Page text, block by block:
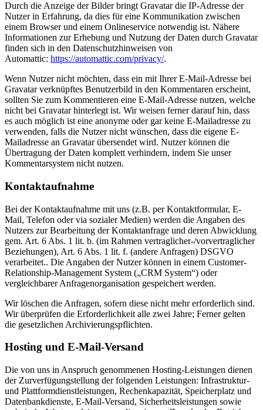
Durch die Anzeige der Bilder bringt Gravatar die IP-Adresse der
Nutzer in Erfahrung, da dies für eine Kommunikation zwischen
einem Browser und einem Onlineservice notwendig ist. Nähere
Informationen zur Erhebung und Nutzung der Daten durch Gravatar
finden sich in den Datenschutzhinweisen von
Automattic: https://automattic.com/privacy/.
Wenn Nutzer nicht möchten, dass ein mit Ihrer E-Mail-Adresse bei
Gravatar verknüpftes Benutzerbild in den Kommentaren erscheint,
sollten Sie zum Kommentieren eine E-Mail-Adresse nutzen, welche
nicht bei Gravatar hinterlegt ist. Wir weisen ferner darauf hin, dass
es auch möglich ist eine anonyme oder gar keine E-Mailadresse zu
verwenden, falls die Nutzer nicht wünschen, dass die eigene E-
Mailadresse an Gravatar übersendet wird. Nutzer können die
Übertragung der Daten komplett verhindern, indem Sie unser
Kommentarsystem nicht nutzen.
Kontaktaufnahme
Bei der Kontaktaufnahme mit uns (z.B. per Kontaktformular, E-
Mail, Telefon oder via sozialer Medien) werden die Angaben des
Nutzers zur Bearbeitung der Kontaktanfrage und deren Abwicklung
gem. Art. 6 Abs. 1 lit. b. (im Rahmen vertraglicher-/vorvertraglicher
Beziehungen), Art. 6 Abs. 1 lit. f. (andere Anfragen) DSGVO
verarbeitet.. Die Angaben der Nutzer können in einem Customer-
Relationship-Management System („CRM System“) oder
vergleichbarer Anfragenorganisation gespeichert werden.
Wir löschen die Anfragen, sofern diese nicht mehr erforderlich sind.
Wir überprüfen die Erforderlichkeit alle zwei Jahre; Ferner gelten
die gesetzlichen Archivierungspflichten.
Hosting und E-Mail-Versand
Die von uns in Anspruch genommenen Hosting-Leistungen dienen
der Zurverfügungstellung der folgenden Leistungen: Infrastruktur-
und Plattformdienstleistungen, Rechenkapazität, Speicherplatz und
Datenbankdienste, E-Mail-Versand, Sicherheitsleistungen sowie